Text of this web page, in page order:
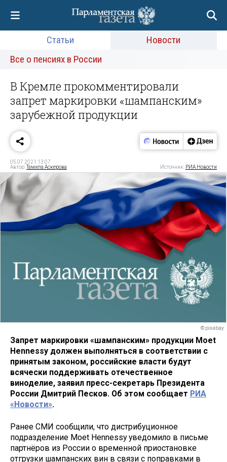
Статьи
Новости
Все о пенсиях в России
В Кремле прокомментировали
запрет маркировки «шампанским»
зарубежной продукции
05.07.2021 13:07
Автор:Тамила Аскерова Источник: РИА Новости
© pixabay
Запрет маркировки «шампанским» продукции Moet
Hennessy должен выполняться в соответствии с
принятым законом, российские власти будут
всячески поддерживать отечественное
виноделие, заявил пресс-секретарь Президента
России Дмитрий Песков. Об этом сообщает РИА
«Новости».
Ранее СМИ сообщили, что дистрибуционное
подразделение Moet Hennessy уведомило в письме
партнёров из России о временной приостановке
отгрузки шампанских вин в связи с поправками в